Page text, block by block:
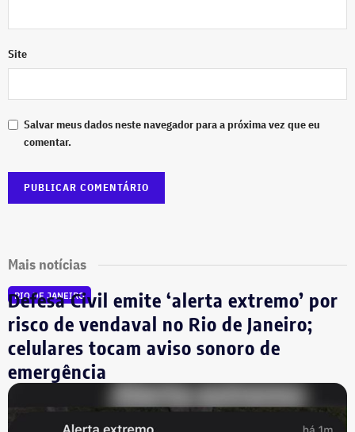
Site
Salvar meus dados neste navegador para a próxima vez que eu
comentar.
Mais notícias
RIO DE JANEIRO
Defesa Civil emite ‘alerta extremo’ por
risco de vendaval no Rio de Janeiro;
celulares tocam aviso sonoro de
emergência